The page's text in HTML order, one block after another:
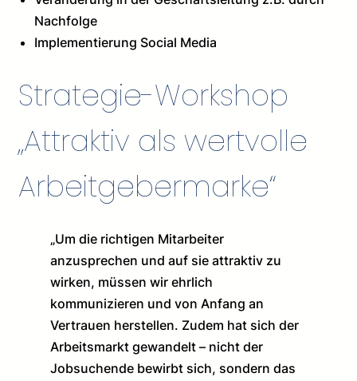
Nachfolge
Implementierung Social Media
Strategie-Workshop
„Attraktiv als wertvolle
Arbeitgebermarke“
„Um die richtigen Mitarbeiter
anzusprechen und auf sie attraktiv zu
wirken, müssen wir ehrlich
kommunizieren und von Anfang an
Vertrauen herstellen. Zudem hat sich der
Arbeitsmarkt gewandelt – nicht der
Jobsuchende bewirbt sich, sondern das